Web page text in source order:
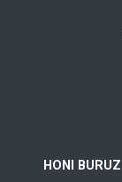
HONI BURUZ